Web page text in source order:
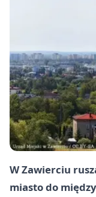
W Zawierciu
miasto do